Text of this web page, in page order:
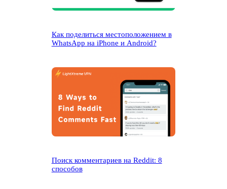
Как поделиться местоположением в
WhatsApp на iPhone и Android?
Поиск комментариев на Reddit: 8
способов